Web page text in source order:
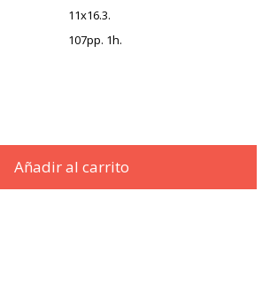
11x16.3.
107pp. 1h.
Añadir al carrito